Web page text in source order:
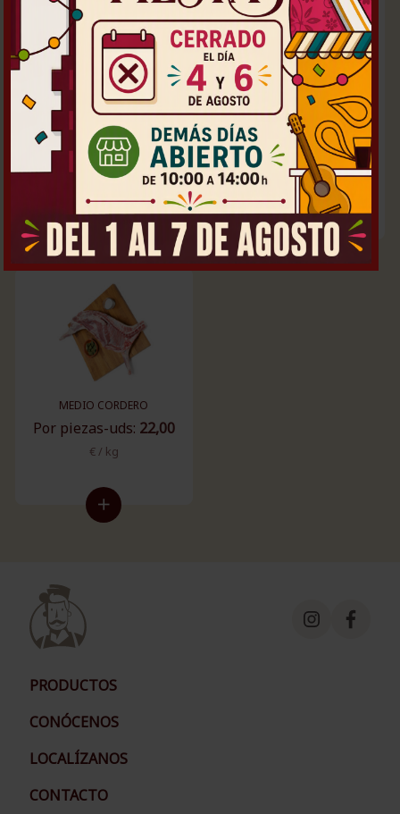
CUELLO DE CORDERO
MANCHEGO
Por piezas-uds:8,50€
CORDERO ENTERO
Por piezas-uds:22,00
€ / kg
MEDIO CORDERO
Por piezas-uds: 22,00
€ / kg
PRODUCTOS
CONÓCENOS
LOCALÍZANOS
CONTACTO